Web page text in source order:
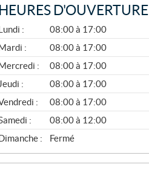
HEURES D'OUVERTURE
:
08:00 à 17:00
:
08:00 à 17:00
:
08:00 à 17:00
Jeudi :
08:00 à 17:00
:
08:00 à 17:00
:
08:00 à 12:00
:
Fermé